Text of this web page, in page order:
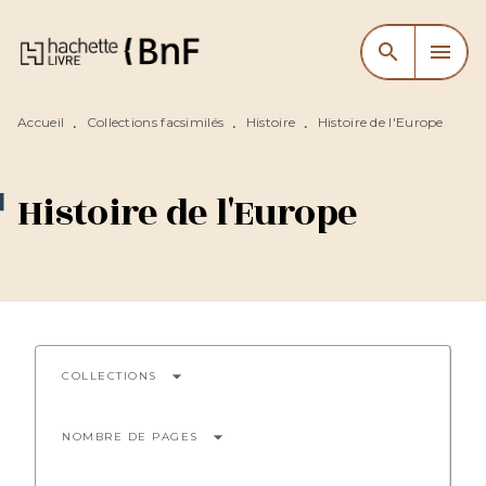
MENU RECHERCHE
CONTENU
search menu
Accueil • Collections facsimilés • Histoire • Histoire de l'Europe
Histoire de l'Europe
COLLECTIONS arrow_drop_down
NOMBRE DE PAGES arrow_drop_down